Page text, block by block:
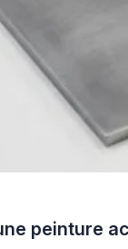
peinture